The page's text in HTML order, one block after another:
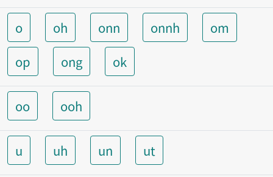
o oh onn onnh
om
op
ong ok
oo ooh
u uh un ut